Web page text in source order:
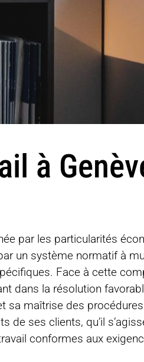
à
par les particularités
un système normatif à
Face à cette
dans la résolution
sa maîtrise des
ses clients, qu’il
conformes aux